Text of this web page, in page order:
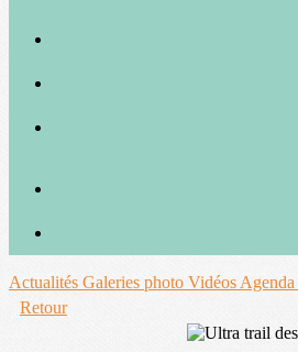
Actualités Galeries photo Vidéos Agenda
Retour